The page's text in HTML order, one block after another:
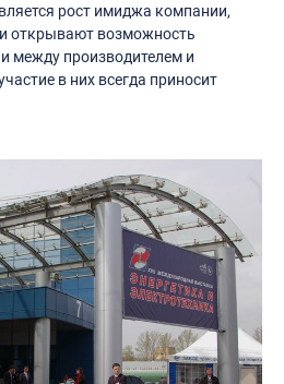
рост имиджа компании,
открывают возможность
между производителем и
в них всегда приносит